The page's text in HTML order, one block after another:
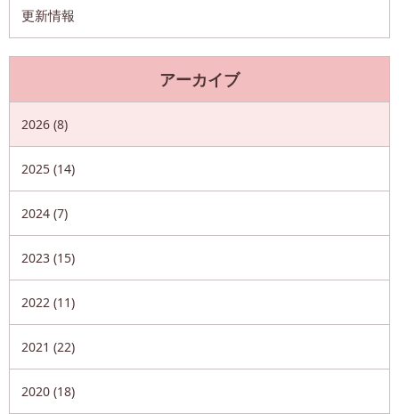
更新情報
アーカイブ
2026 (8)
2025 (14)
2024 (7)
2023 (15)
2022 (11)
2021 (22)
2020 (18)